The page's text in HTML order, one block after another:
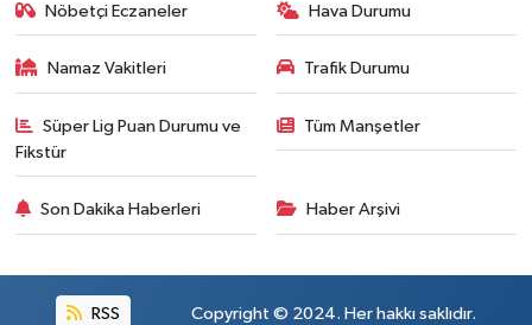
Nöbetçi Eczaneler Hava Durumu
Namaz Vakitleri Trafik Durumu
Süper Lig Puan Durumu ve
Fikstür
Tüm Manşetler
Son Dakika Haberleri Haber Arşivi
RSS Copyright © 2024. Her hakkı saklıdır.